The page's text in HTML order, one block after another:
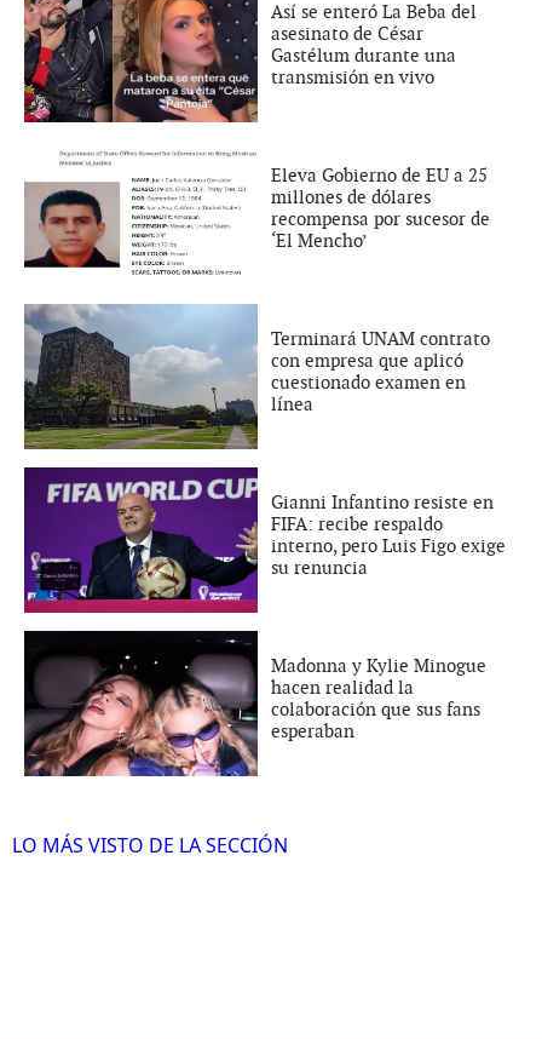
Así se enteró La Beba del
asesinato de César
Gastélum durante una
transmisión en vivo
Eleva Gobierno de EU a 25
millones de dólares
recompensa por sucesor de
‘El Mencho’
Terminará UNAM contrato
con empresa que aplicó
cuestionado examen en
línea
Gianni Infantino resiste en
FIFA: recibe respaldo
interno, pero Luis Figo exige
su renuncia
Madonna y Kylie Minogue
hacen realidad la
colaboración que sus fans
esperaban
LO MÁS VISTO DE LA SECCIÓN